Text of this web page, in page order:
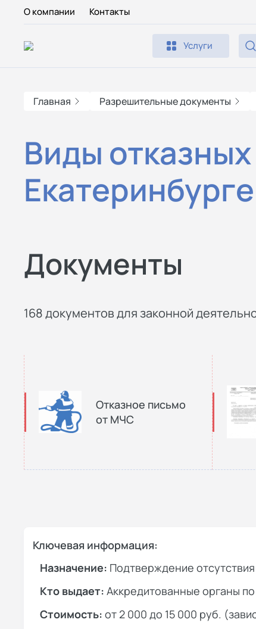
О компании Контакты
Услуги
Главная Разрешительные документы
Виды
Екатеринбурге
Документы
168 документов для законной
Отказное письмо
от МЧС
Ключевая информация:
Назначение: Подтверждение
Кто выдает: Аккредитованные органы
Стоимость: от 2 000 до 15 000 руб.